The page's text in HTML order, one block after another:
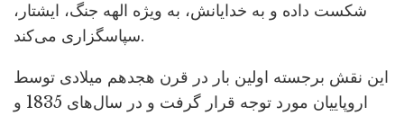
شکست داده و به خدایانش، به ویژه الهه جنگ، ایشتار،
سپاسگزاری می‌کند.
این نقش برجسته اولین بار در قرن هجدهم میلادی توسط
اروپاییان مورد توجه قرار گرفت و در سال‌های 1835 و